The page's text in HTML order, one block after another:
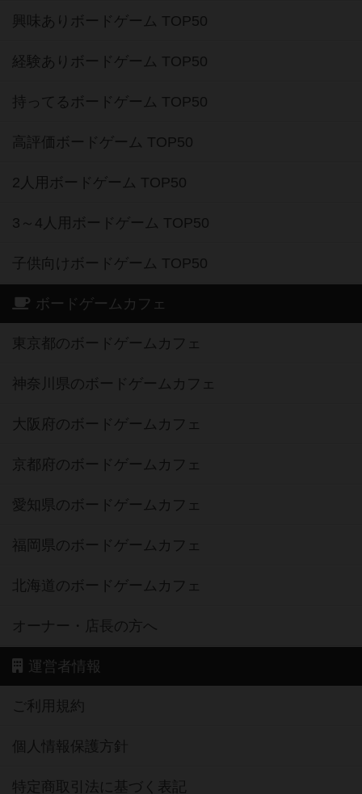
興味ありボードゲーム TOP50
経験ありボードゲーム TOP50
持ってるボードゲーム TOP50
高評価ボードゲーム TOP50
2人用ボードゲーム TOP50
3～4人用ボードゲーム TOP50
子供向けボードゲーム TOP50
ボードゲームカフェ
東京都のボードゲームカフェ
神奈川県のボードゲームカフェ
大阪府のボードゲームカフェ
京都府のボードゲームカフェ
愛知県のボードゲームカフェ
福岡県のボードゲームカフェ
北海道のボードゲームカフェ
オーナー・店長の方へ
運営者情報
ご利用規約
個人情報保護方針
特定商取引法に基づく表記